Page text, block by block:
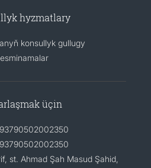
hyzmatlary
konsullyk gullugy
üçin
st. Ahmad Şah Masud Şahid,